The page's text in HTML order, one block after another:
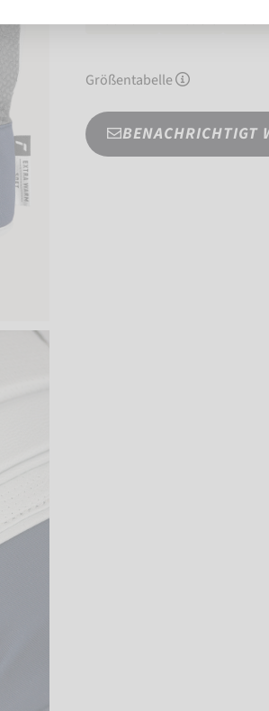
Größentabelle
BENACHRICHTIGT